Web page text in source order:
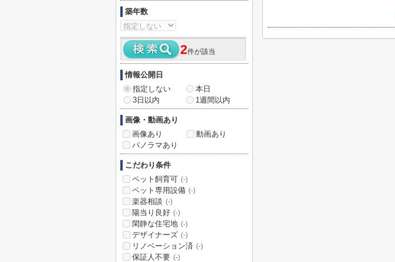
築年数
2件が該当
情報公開日
指定しない
本日
3日以内
1週間以内
画像・動画あり
画像あり
動画あり
パノラマあり
こだわり条件
ペット飼育可 (-)
ペット専用設備 (-)
楽器相談 (-)
陽当り良好 (-)
閑静な住宅地 (-)
デザイナーズ (-)
リノベーション済 (-)
保証人不要 (-)